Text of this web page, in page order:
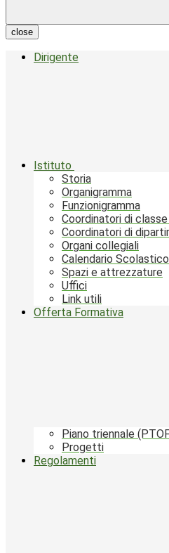
close
Dirigente
Istituto
Storia
Organigramma
Funzionigramma
Coordinatori di
Coordinatori di
Organi collegiali
Calendario
Spazi e attrezzature
Uffici
Link utili
Offerta Formativa
Piano triennale
Progetti
Regolamenti